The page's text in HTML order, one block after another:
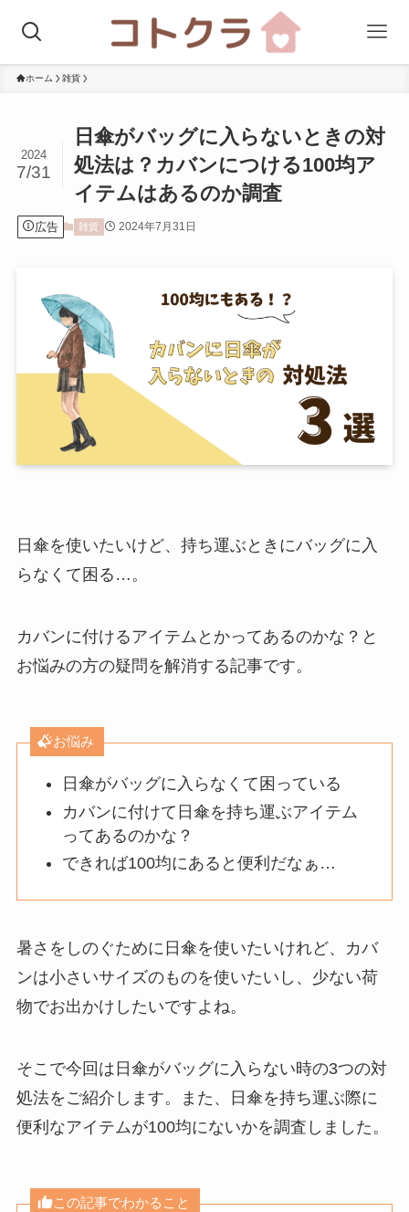
ホーム 雑貨
日傘がバッグに入らないときの対
処法は？カバンにつける100均ア
イテムはあるのか調査
2024
7/31
広告 雑貨 2024年7月31日
日傘を使いたいけど、持ち運ぶときにバッグに入
らなくて困る…。
カバンに付けるアイテムとかってあるのかな？と
お悩みの方の疑問を解消する記事です。
お悩み
日傘がバッグに入らなくて困っている
カバンに付けて日傘を持ち運ぶアイテム
ってあるのかな？
できれば100均にあると便利だなぁ…
暑さをしのぐために日傘を使いたいけれど、カバ
ンは小さいサイズのものを使いたいし、少ない荷
物でお出かけしたいですよね。
そこで今回は日傘がバッグに入らない時の3つの対
処法をご紹介します。また、日傘を持ち運ぶ際に
便利なアイテムが100均にないかを調査しました。
この記事でわかること